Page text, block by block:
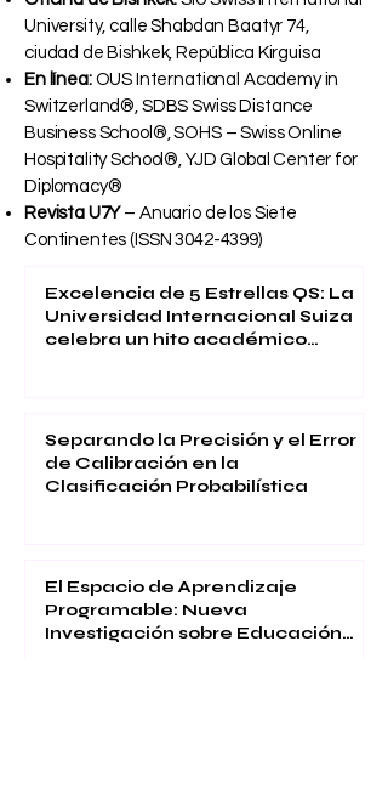
University, calle Shabdan Baatyr 74,
ciudad de Bishkek, República Kirguisa
En línea:OUS International Academy in
Switzerland®, SDBS Swiss Distance
Business School®, SOHS – Swiss Online
Hospitality School®, YJD Global Center for
Diplomacy®
Revista U7Y– Anuario de los Siete
Continentes (ISSN3042-4399)
Excelencia de 5 Estrellas QS: La
Universidad Internacional Suiza
celebra un hito académico
Separando la Precisión y el Error
de Calibración en la
Clasificación Probabilística
El Espacio de Aprendizaje
Programable: Nueva
Investigación sobre Educación